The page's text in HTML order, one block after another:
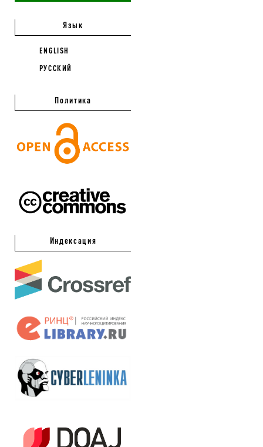
Язык
ENGLISH
РУССКИЙ
Политика
Индексация